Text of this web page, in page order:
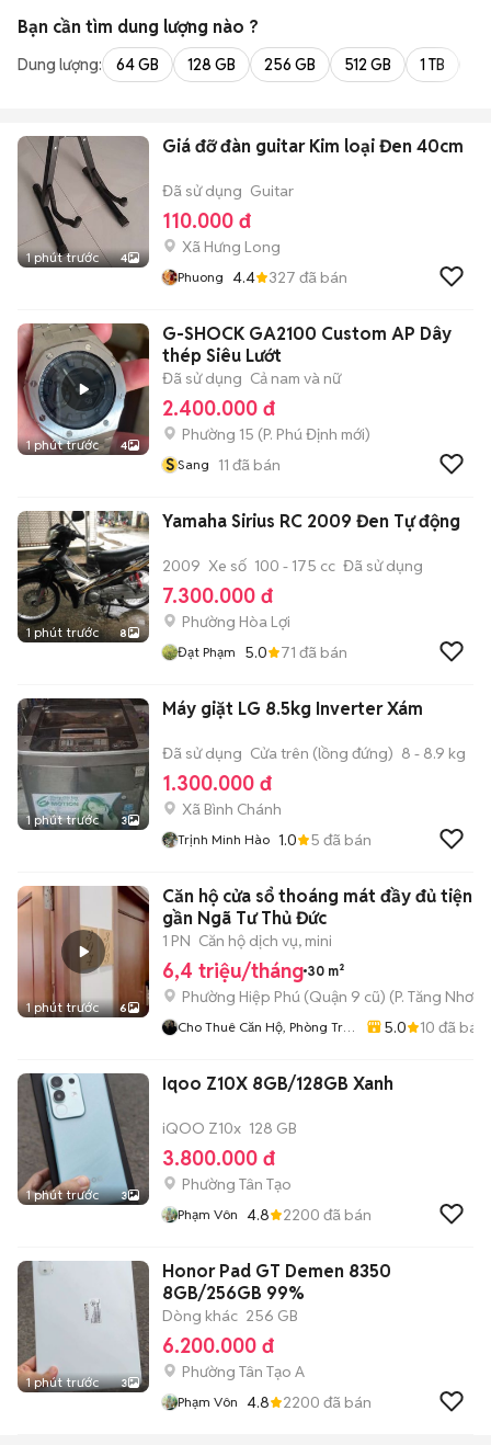
Bạn cần tìm dung lượng nào ?
Dung lượng: 64 GB 128 GB 256 GB 512 GB 1 TB
1 phút trước 4
Giá đỡ đàn guitar Kim loại Đen 40cm
Đã sử dụng Guitar
110.000 đ
Xã Hưng Long
Phuong 4.4 327 đã bán
1 phút trước 4
G-SHOCK GA2100 Custom AP Dây
thép Siêu Lướt
Đã sử dụng Cả nam và nữ
2.400.000 đ
Phường 15 (P. Phú Định mới)
S Sang 11 đã bán
1 phút trước 8
Yamaha Sirius RC 2009 Đen Tự động
2009 Xe số 100 - 175 cc Đã sử dụng
7.300.000 đ
Phường Hòa Lợi
Đạt Phạm 5.0 71 đã bán
1 phút trước 3
Máy giặt LG 8.5kg Inverter Xám
Đã sử dụng Cửa trên (lồng đứng) 8 - 8.9 kg
1.300.000 đ
Xã Bình Chánh
Trịnh Minh Hào 1.0 5 đã bán
1 phút trước 6
Căn hộ cửa sổ thoáng mát đầy đủ tiện
gần Ngã Tư Thủ Đức
1 PN Căn hộ dịch vụ, mini
6,4 triệu/tháng 30 m²
Phường Hiệp Phú (Quận 9 cũ) (P. Tăng Nhơn
Cho Thuê Căn Hộ, Phòng Trọ
5.0 10 đã bán
1 phút trước 3
Iqoo Z10X 8GB/128GB Xanh
iQOO Z10x 128 GB
3.800.000 đ
Phường Tân Tạo
Phạm Vôn 4.8 2200 đã bán
1 phút trước 3
Honor Pad GT Demen 8350
8GB/256GB 99%
Dòng khác 256 GB
6.200.000 đ
Phường Tân Tạo A
Phạm Vôn 4.8 2200 đã bán